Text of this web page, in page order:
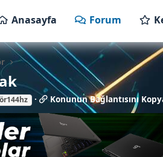
Anasayfa Forum
K
Konunun Bağlantısını